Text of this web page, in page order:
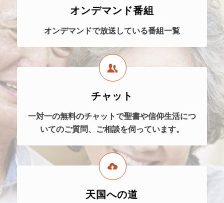
オンデマンド番組
オンデマンドで放送している番組一覧
チャット
一対一の無料のチャットで聖書や信仰生活につ
いてのご質問、ご相談を伺っています。
天国への道